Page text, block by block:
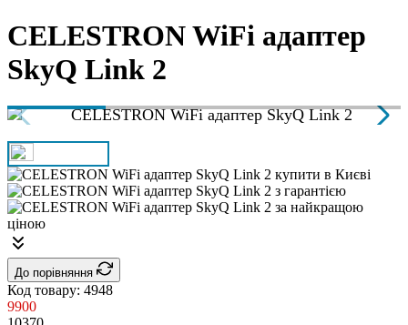
CELESTRON WiFi адаптер
SkyQ Link 2
До порівняння
Код товару: 4948
9900